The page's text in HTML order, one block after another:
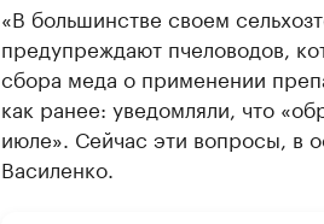
«В большинстве своем
предупреждают пчеловодов,
сбора меда о применении
как ранее: уведомляли, что
июле». Сейчас эти вопросы, в
Василенко.